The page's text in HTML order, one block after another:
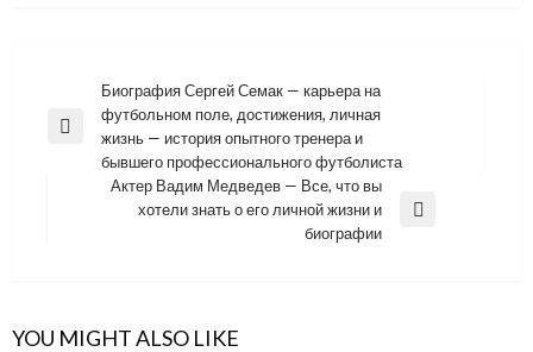
Навигация
по
записям
Previous
Биография Сергей Семак — карьера на
футбольном поле, достижения, личная
жизнь — история опытного тренера и
бывшего профессионального футболиста
Актер Вадим Медведев — Все, что вы
хотели знать о его личной жизни и
биографии
YOU MIGHT ALSO LIKE